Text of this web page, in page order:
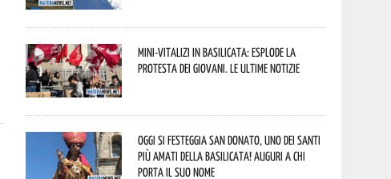
Mini-vitalizi in Basilicata: esplode la
protesta dei giovani. Le ultime notizie
Oggi si festeggia San Donato, uno dei Santi
più amati della Basilicata! Auguri a chi
porta il suo nome